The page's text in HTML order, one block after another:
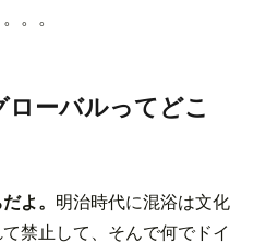
。。
ーバルってどこ
よ。 明治時代に混浴は文化
禁止して、そんで何でドイ